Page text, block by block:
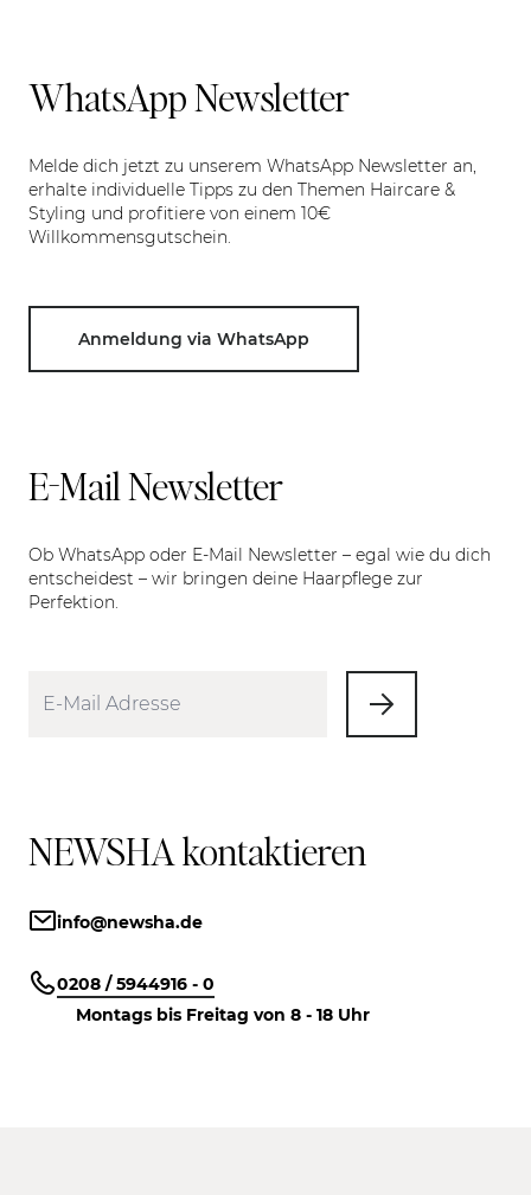
WhatsApp Newsletter
Melde dich jetzt zu unserem WhatsApp Newsletter an,
erhalte individuelle Tipps zu den Themen Haircare &
Styling und profitiere von einem 10€
Willkommensgutschein.
Anmeldung via WhatsApp
E-Mail Newsletter
Ob WhatsApp oder E-Mail Newsletter – egal wie du dich
entscheidest – wir bringen deine Haarpflege zur
Perfektion.
NEWSHA kontaktieren
info@newsha.de
0208 / 5944916 - 0
Montags bis Freitag von 8 - 18 Uhr